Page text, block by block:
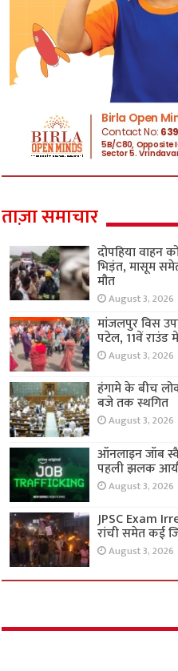
ताज़ा समाचार
दोपहिया वाहन
भिड़ंत, मासूम
मौत
August 3, 2026
मांजलपुर विस
पटेल, 11वें राउंड
August 3, 2026
हंगामे के बीच
बजे तक स्थगित
August 3, 2026
ऑनलाइन जॉब
पहली झलक
August 3, 2026
JPSC Exam
रांची समेत कई
August 3, 2026